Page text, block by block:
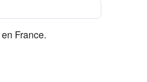
en France.